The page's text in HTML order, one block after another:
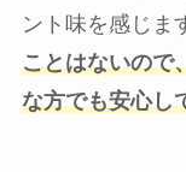
ント味を感じま
ことはないので
な方でも安心し